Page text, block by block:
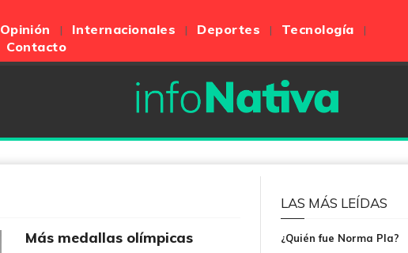
Opinión Internacionales Deportes
Tecnología
Contacto
Más medallas olímpicas
LAS MÁS LEÍDAS
¿Quién fue Norma Pla?